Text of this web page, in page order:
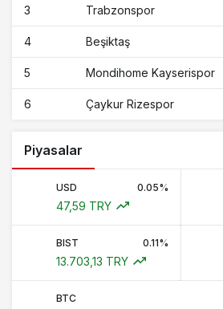
3 Trabzonspor
4 Beşiktaş
5 Mondihome Kayserispor
6 Çaykur Rizespor
Piyasalar
USD 0.05%
47,59 TRY
BIST 0.11%
13.703,13 TRY
BTC